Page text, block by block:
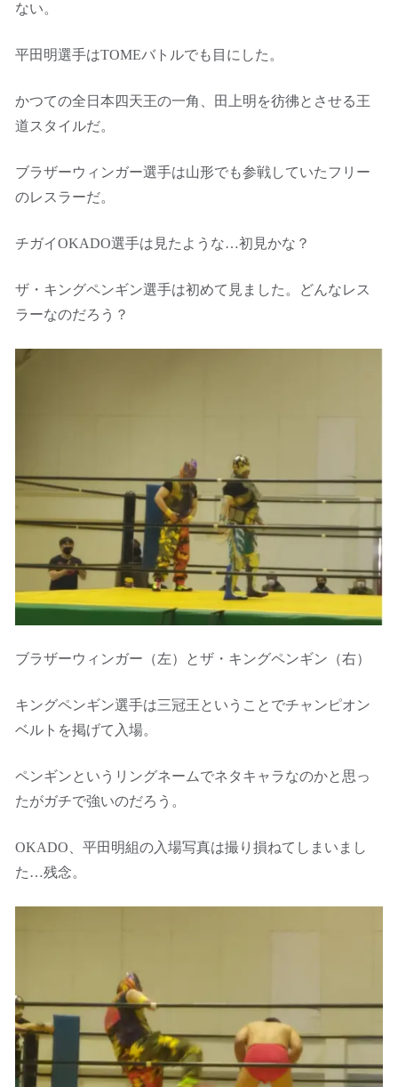
ない。
平田明選手はTOMEバトルでも目にした。
かつての全日本四天王の一角、田上明を彷彿とさせる王
道スタイルだ。
ブラザーウィンガー選手は山形でも参戦していたフリー
のレスラーだ。
チガイOKADO選手は見たような…初見かな？
ザ・キングペンギン選手は初めて見ました。どんなレス
ラーなのだろう？
ブラザーウィンガー（左）とザ・キングペンギン（右）
キングペンギン選手は三冠王ということでチャンピオン
ベルトを掲げて入場。
ペンギンというリングネームでネタキャラなのかと思っ
たがガチで強いのだろう。
OKADO、平田明組の入場写真は撮り損ねてしまいまし
た…残念。